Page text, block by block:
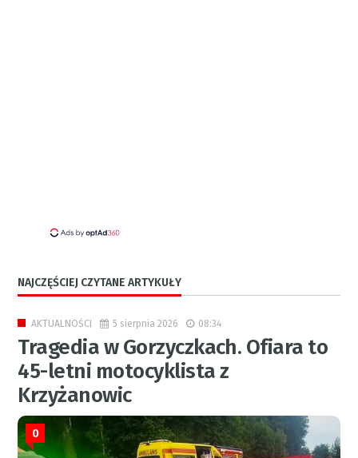
NAJCZĘŚCIEJ CZYTANE ARTYKUŁY
AKTUALNOŚCI 5 sierpnia 2026 08:34
Tragedia w Gorzyczkach. Ofiara to
45-letni motocyklista z
Krzyżanowic
0